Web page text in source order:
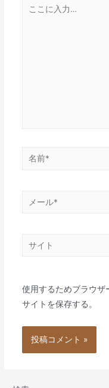
ン
使用するためブラウザ
サイトを保存する。